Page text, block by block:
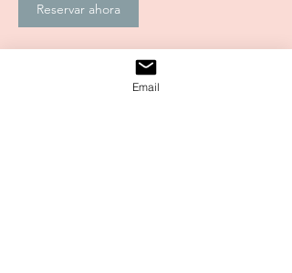
Reservar ahora
Datos de contacto
Email